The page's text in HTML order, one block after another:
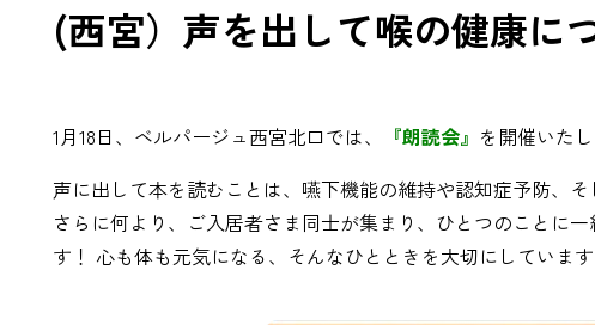
(西宮）声を出して喉の健康に
1月18日、ベルパージュ西宮北口では、 『朗読会』 を開催いたし
声に出して本を読むことは、嚥下機能の維持や認知症予防、そ
さらに何より、ご入居者さま同士が集まり、ひとつのことに
す！ 心も体も元気になる、そんなひとときを大切にしています